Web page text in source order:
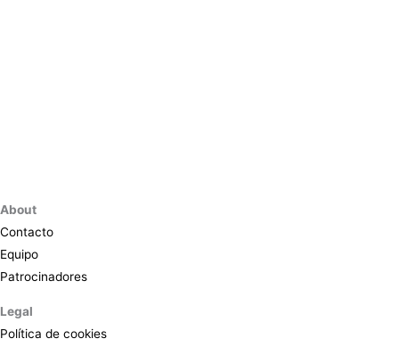
About
Contacto
Equipo
Patrocinadores
Legal
Política de cookies